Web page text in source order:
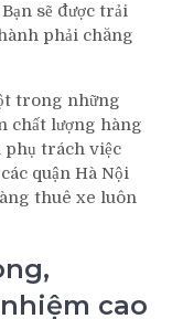
sẽ được trải
phải chăng
trong những
chất lượng hàng
phụ trách việc
quận Hà Nội
thuê xe luôn
cao